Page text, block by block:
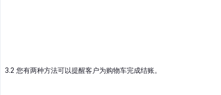
3.2 您有两种方法可以提醒客户为购物车完成结账。